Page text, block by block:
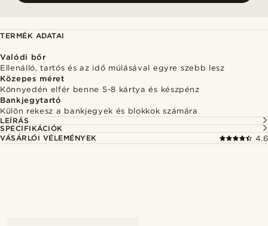
TERMÉK ADATAI
Valódi bőr
Ellenálló, tartós és az idő múlásával egyre szebb lesz
Közepes méret
Könnyedén elfér benne 5-8 kártya és készpénz
Bankjegytartó
Külön rekesz a bankjegyek és blokkok számára
LEÍRÁS
SPECIFIKÁCIÓK
VÁSÁRLÓI VÉLEMÉNYEK
4.6